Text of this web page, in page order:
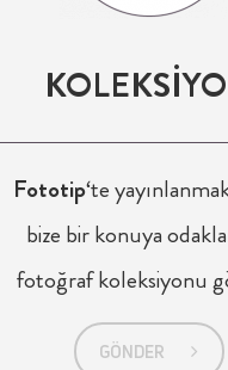
Fototip‘te
bize bir konuya
fotoğraf koleksiyonu
GÖNDER